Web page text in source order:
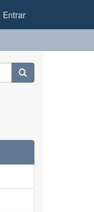
Entrar